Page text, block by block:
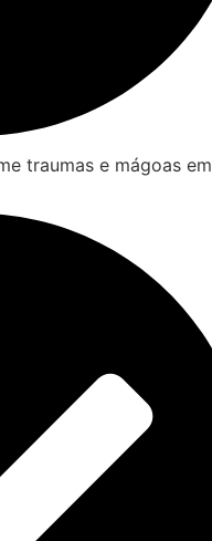
traumas e mágoas em